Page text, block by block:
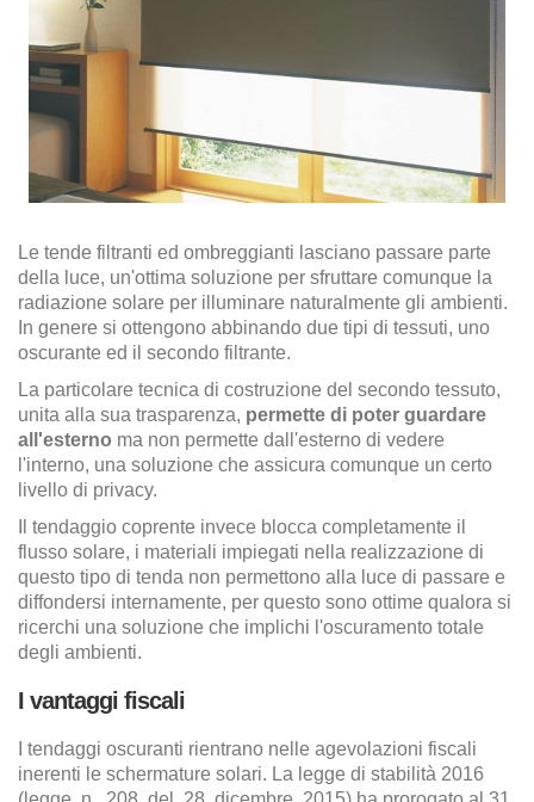
Le tende filtranti ed ombreggianti lasciano passare parte
della luce, un'ottima soluzione per sfruttare comunque la
radiazione solare per illuminare naturalmente gli ambienti.
In genere si ottengono abbinando due tipi di tessuti, uno
oscurante ed il secondo filtrante.
La particolare tecnica di costruzione del secondo tessuto,
unita alla sua trasparenza, permette di poter guardare
all'esterno ma non permette dall'esterno di vedere
l'interno, una soluzione che assicura comunque un certo
livello di privacy.
Il tendaggio coprente invece blocca completamente il
flusso solare, i materiali impiegati nella realizzazione di
questo tipo di tenda non permettono alla luce di passare e
diffondersi internamente, per questo sono ottime qualora si
ricerchi una soluzione che implichi l'oscuramento totale
degli ambienti.
I vantaggi fiscali
I tendaggi oscuranti rientrano nelle agevolazioni fiscali
inerenti le schermature solari. La legge di stabilità 2016